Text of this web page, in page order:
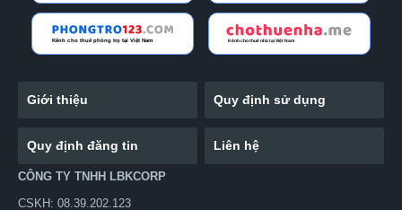
Giới thiệu Quy định sử dụng
Quy định đăng tin Liên hệ
CÔNG TY TNHH LBKCORP
CSKH: 08.39.202.123